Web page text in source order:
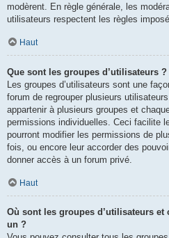
modèrent. En règle générale, les
utilisateurs respectent les règles
Haut
Que sont les groupes d’utilisateurs ?
Les groupes d’utilisateurs sont une
forum de regrouper plusieurs
appartenir à plusieurs groupes et
permissions individuelles. Ceci facilite
pourront modifier les permissions de
fois, ou encore leur accorder des
donner accès à un forum privé.
Haut
Où sont les groupes d’utilisateurs
un ?